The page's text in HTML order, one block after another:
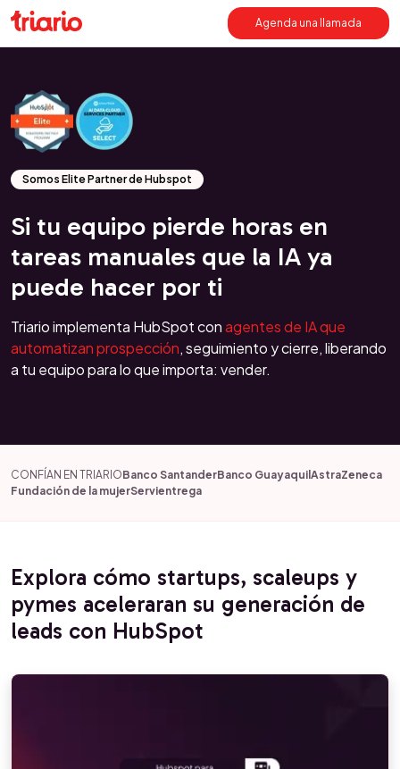
Agenda una llamada
Somos Elite Partner de Hubspot
Si tu equipo pierde horas en
tareas manuales que la IA ya
puede hacer por ti
Triario implementa HubSpot conagentes de IA que
automatizan prospección, seguimiento y cierre, liberando
a tu equipo para lo que importa: vender.
CONFÍAN EN TRIARIOBanco SantanderBanco Guayaquil AstraZeneca
Fundación de la mujerServientrega
Explora cómo startups, scaleups y
pymes aceleraran su generación de
leads con HubSpot